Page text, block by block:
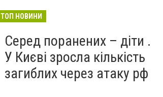
ТОП НОВИНИ
Серед поранених – діти .
У Києві зросла кількість
загиблих через атаку рф